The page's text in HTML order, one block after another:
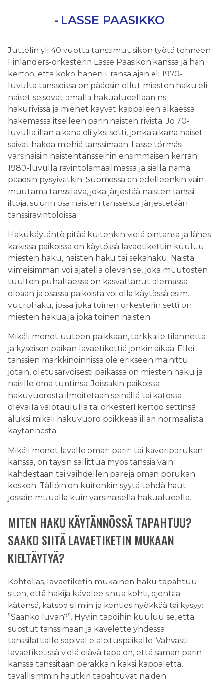
LASSE PAASIKKO
Juttelin yli 40 vuotta tanssimuusikon työtä tehneen
Finlanders-orkesterin Lasse Paasikon kanssa ja hän
kertoo, että koko hänen uransa ajan eli 1970-
luvulta tansseissa on pääosin ollut miesten haku eli
naiset seisovat omalla hakualueellaan ns.
hakurivissä ja miehet käyvät kappaleen alkaessa
hakemassa itselleen parin naisten rivistä. Jo 70-
luvulla illan aikana oli yksi setti, jonka aikana naiset
saivat hakea miehiä tanssimaan. Lasse törmäsi
varsinaisiin naistentansseihin ensimmäisen kerran
1980-luvulla ravintolamaailmassa ja siellä nämä
pääosin pysyivätkin. Suomessa on edelleenkin vain
muutama tanssilava, joka järjestää naisten tanssi -
iltoja, suurin osa naisten tansseista järjestetään
tanssiravintoloissa.
Hakukäytäntö pitää kuitenkin vielä pintansa ja lähes
kaikissa paikoissa on käytössä lavaetikettiin kuuluu
miesten haku, naisten haku tai sekahaku. Näistä
viimeisimmän voi ajatella olevan se, joka muutosten
tuulten puhaltaessa on kasvattanut olemassa
oloaan ja osassa paikoista voi olla käytössä esim.
vuorohaku, jossa joka toinen orkesterin setti on
miesten hakua ja joka toinen naisten.
Mikäli menet uuteen paikkaan, tarkkaile tilannetta
ja kyseisen paikan lavaetikettiä jonkin aikaa. Ellei
tanssien markkinoinnissa ole erikseen mainittu
jotain, oletusarvoisesti paikassa on miesten haku ja
naisille oma tuntinsa. Joissakin paikoissa
hakuvuorosta ilmoitetaan seinällä tai katossa
olevalla valotaululla tai orkesteri kertoo settinsä
aluksi mikäli hakuvuoro poikkeaa illan normaalista
käytännöstä.
Mikäli menet lavalle oman parin tai kaveriporukan
kanssa, on täysin sallittua myös tanssia vain
kahdestaan tai vaihdellen pareja oman porukan
kesken. Tällöin on kuitenkin syytä tehdä haut
jossain muualla kuin varsinaisella hakualueella.
MITEN HAKU KÄYTÄNNÖSSÄ TAPAHTUU?
SAAKO SIITÄ LAVAETIKETIN MUKAAN
KIELTÄYTYÄ?
Kohtelias, lavaetiketin mukainen haku tapahtuu
siten, että hakija kävelee sinua kohti, ojentaa
kätensä, katsoo silmiin ja kenties nyökkää tai kysyy:
”Saanko luvan?”. Hyviin tapoihin kuuluu se, että
suostut tanssimaan ja kävelette yhdessä
tanssilattialle sopivalle aloituspaikalle. Vahvasti
lavaetiketissä vielä elävä tapa on, että saman parin
kanssa tanssitaan peräkkäin kaksi kappaletta,
tavallisimmin hautkin tapahtuvat näiden